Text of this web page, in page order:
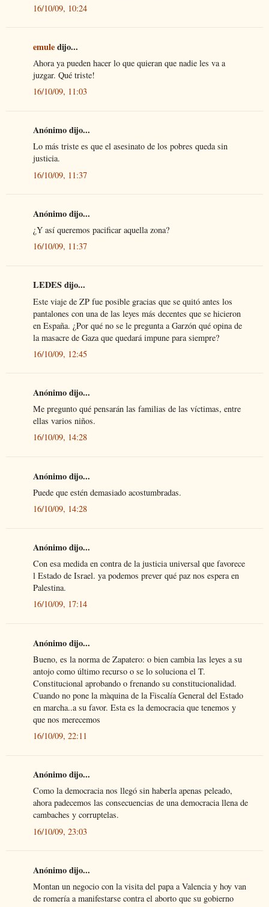
16/10/09, 10:24
emuledijo...
Ahora ya pueden hacer lo que quieran que nadie les va a
juzgar. Qué triste!
16/10/09, 11:03
Anónimo dijo...
Lo más triste es que el asesinato de los pobres queda sin
justicia.
16/10/09, 11:37
Anónimo dijo...
¿Y así queremos pacificar aquella zona?
16/10/09, 11:37
LEDES dijo...
Este viaje de ZP fue posible gracias que se quitó antes los
pantalones con una de las leyes más decentes que se hicieron
en España. ¿Por qué no se le pregunta a Garzón qué opina de
la masacre de Gaza que quedará impune para siempre?
16/10/09, 12:45
Anónimo dijo...
Me pregunto qué pensarán las familias de las víctimas, entre
ellas varios niños.
16/10/09, 14:28
Anónimo dijo...
Puede que estén demasiado acostumbradas.
16/10/09, 14:28
Anónimo dijo...
Con esa medida en contra de la justicia universal que favorece
l Estado de Israel. ya podemos prever qué paz nos espera en
Palestina.
16/10/09, 17:14
Anónimo dijo...
Bueno, es la norma de Zapatero: o bien cambia las leyes a su
antojo como último recurso o se lo soluciona el T.
Constitucional aprobando o frenando su constitucionalidad.
Cuando no pone la màquina de la Fiscalía General del Estado
en marcha..a su favor. Esta es la democracia que tenemos y
que nos merecemos
16/10/09, 22:11
Anónimo dijo...
Como la democracia nos llegó sin haberla apenas peleado,
ahora padecemos las consecuencias de una democracia llena de
cambaches y corruptelas.
16/10/09, 23:03
Anónimo dijo...
Montan un negocio con la visita del papa a Valencia y hoy van
de romería a manifestarse contra el aborto que su gobierno